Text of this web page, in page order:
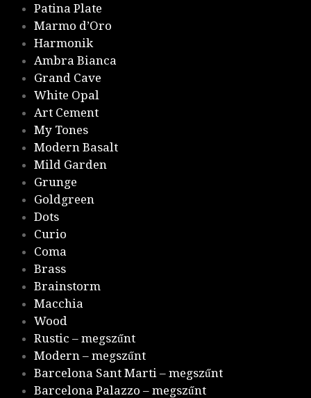
Patina Plate
Marmo d’Oro
Harmonik
Ambra Bianca
Grand Cave
White Opal
Art Cement
My Tones
Modern Basalt
Mild Garden
Grunge
Goldgreen
Dots
Curio
Coma
Brass
Brainstorm
Macchia
Wood
Rustic – megszűnt
Modern – megszűnt
Barcelona Sant Marti – megszűnt
Barcelona Palazzo – megszűnt